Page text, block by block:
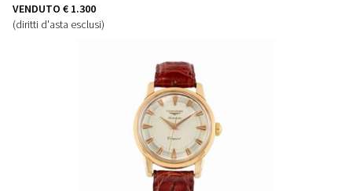
VENDUTO € 1.300
(diritti d'asta esclusi)